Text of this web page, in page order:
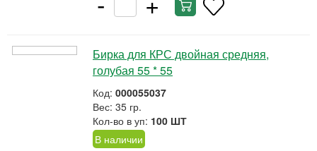
Бирка для КРС двойная средняя,
голубая 55 * 55
Код: 000055037
Вес: 35 гр.
Кол-во в уп: 100 ШТ
В наличии